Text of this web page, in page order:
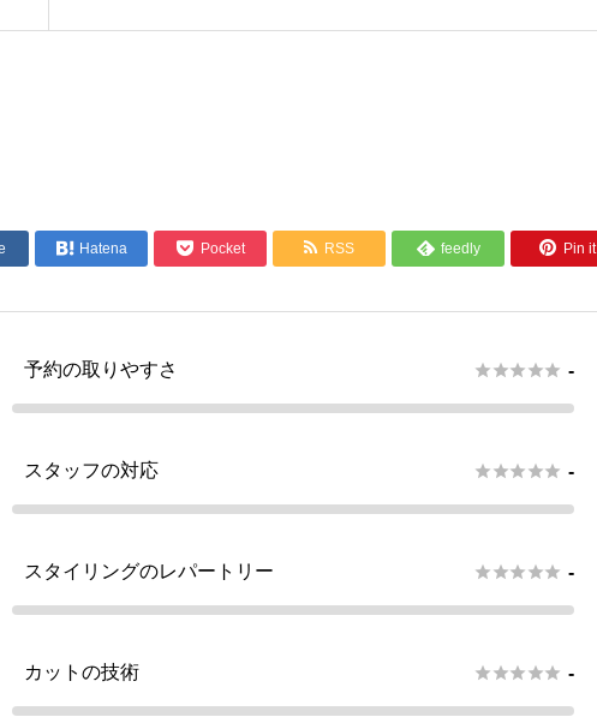
 Hatena  Pocket  RSS  feedly  Pin it
予約の取りやすさ  -
スタッフの対応  -
スタイリングのレパートリー  -
カットの技術  -